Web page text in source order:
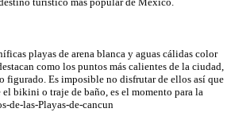
playas de arena blanca y aguas cálidas color
como los puntos más calientes de la ciudad,
figurado. Es imposible no disfrutar de ellos así que
bikini o traje de baño, es el momento para la